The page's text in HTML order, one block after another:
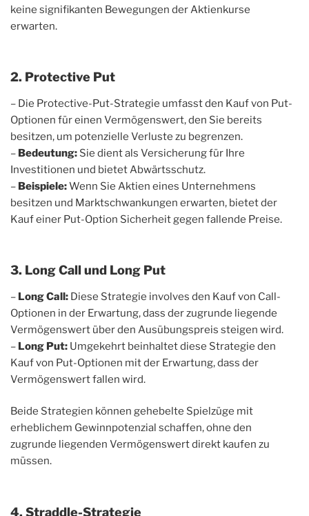
keine signifikanten Bewegungen der Aktienkurse
erwarten.
2. Protective Put
– Die Protective-Put-Strategie umfasst den Kauf von Put-
Optionen für einen Vermögenswert, den Sie bereits
besitzen, um potenzielle Verluste zu begrenzen.
– Bedeutung: Sie dient als Versicherung für Ihre
Investitionen und bietet Abwärtsschutz.
– Beispiele:Wenn Sie Aktien eines Unternehmens
besitzen und Marktschwankungen erwarten, bietet der
Kauf einer Put-Option Sicherheit gegen fallende Preise.
3. Long Call und Long Put
– Long Call: Diese Strategie involves den Kauf von Call-
Optionen in der Erwartung, dass der zugrunde liegende
Vermögenswert über den Ausübungspreis steigen wird.
– Long Put: Umgekehrt beinhaltet diese Strategie den
Kauf von Put-Optionen mit der Erwartung, dass der
Vermögenswert fallen wird.
Beide Strategien können gehebelte Spielzüge mit
erheblichem Gewinnpotenzial schaffen, ohne den
zugrunde liegenden Vermögenswert direkt kaufen zu
müssen.
4. Straddle-Strategie